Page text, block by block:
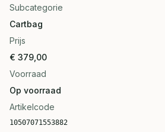
Subcategorie
Cartbag
Prijs
€ 379,00
Voorraad
Op voorraad
Artikelcode
10507071553882